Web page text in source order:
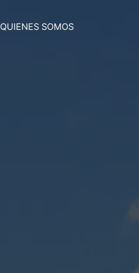
QUIENES SOMOS